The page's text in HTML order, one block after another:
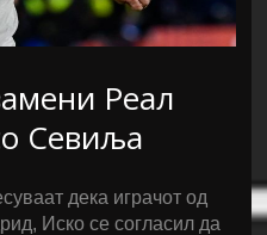
Реал
Севиља
дека играчот од
Иско се согласил да